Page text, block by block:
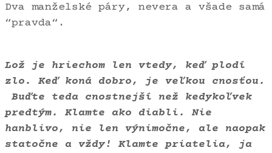
Dva manželské páry, nevera a všade samá
“pravda“.
Lož je hriechom len vtedy, keď plodí
zlo. Keď koná dobro, je veľkou cnosťou.
Buďte teda cnostnejší než kedykoľvek
predtým. Klamte ako diabli. Nie
hanblivo, nie len výnimočne, ale naopak
statočne a vždy! Klamte priatelia, ja